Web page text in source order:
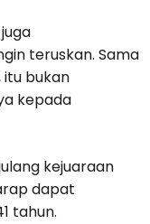
teruskan. Sama
itu bukan
kepada
kejuaraan
dapat
tahun.